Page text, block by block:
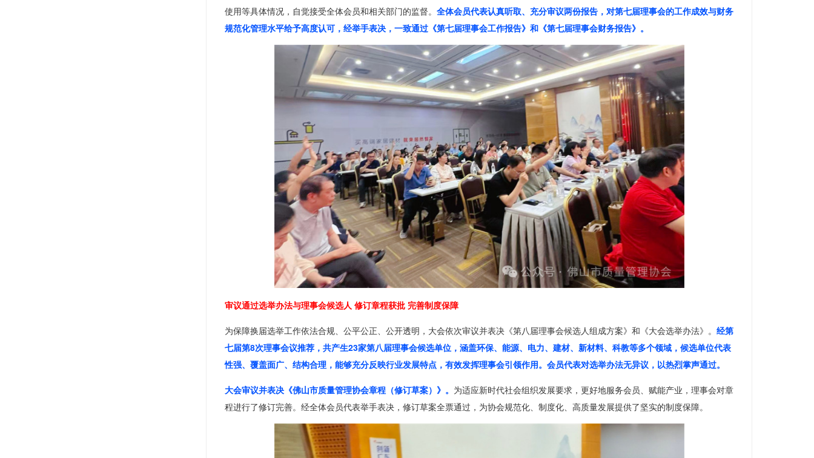
使用等具体情况，自觉接受全体会员和相关部门的监督。 全体会员代表认真听取、充分审议两份报告，对第七届理事会的工作成效与财务
规范化管理水平给予高度认可，经举手表决，一致通过《第七届理事会工作报告》和《第七届理事会财务报告》。
审议通过选举办法与理事会候选人 修订章程获批 完善制度保障
为保障换届选举工作依法合规、公平公正、公开透明，大会依次审议并表决《第八届理事会候选人组成方案》和《大会选举办法》。 经第
七届第8次理事会议推荐，共产生23家第八届理事会候选单位，涵盖环保、能源、电力、建材、新材料、科教等多个领域，候选单位代表
性强、覆盖面广、结构合理，能够充分反映行业发展特点，有效发挥理事会引领作用。会员代表对选举办法无异议，以热烈掌声通过。
大会审议并表决《佛山市质量管理协会章程（修订草案）》。 为适应新时代社会组织发展要求，更好地服务会员、赋能产业，理事会对章
程进行了修订完善。经全体会员代表举手表决，修订草案全票通过，为协会规范化、制度化、高质量发展提供了坚实的制度保障。